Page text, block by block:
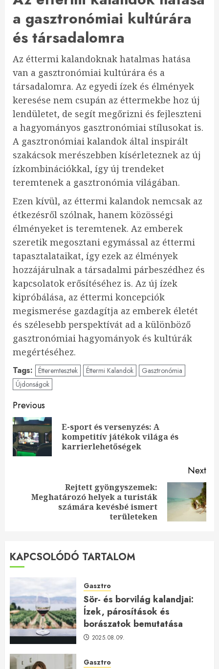
a gasztronómiai kultúrára
és társadalomra
Az éttermi kalandoknak hatalmas hatása
van a gasztronómiai kultúrára és a
társadalomra. Az egyedi ízek és élmények
keresése nem csupán az éttermekbe hoz új
lendületet, de segít megőrizni és fejleszteni
a hagyományos gasztronómiai stílusokat is.
A gasztronómiai kalandok által inspirált
szakácsok merészebben kísérleteznek az új
ízkombinációkkal, így új trendeket
teremtenek a gasztronómia világában.
Ezen kívül, az éttermi kalandok nemcsak az
étkezésről szólnak, hanem közösségi
élményeket is teremtenek. Az emberek
szeretik megosztani egymással az éttermi
tapasztalataikat, így ezek az élmények
hozzájárulnak a társadalmi párbeszédhez és
kapcsolatok erősítéséhez is. Az új ízek
kipróbálása, az éttermi koncepciók
megismerése gazdagítja az emberek életét
és szélesebb perspektívát ad a különböző
gasztronómiai hagyományok és kultúrák
megértéséhez.
Tags: Étteremtesztek Éttermi Kalandok
Gasztronómia
Újdonságok
Continue
Reading
Previous
E-sport és versenyzés: A
kompetitív játékok világa és
karrierlehetőségek
Next
Next
Rejtett gyöngyszemek:
Meghatározó helyek a turisták
számára kevésbé ismert
területeken
KAPCSOLÓDÓ TARTALOM
Gasztro
Sör- és borvilág kalandjai:
Ízek, párosítások és
borászatok bemutatása
2025.08.09.
Gasztro